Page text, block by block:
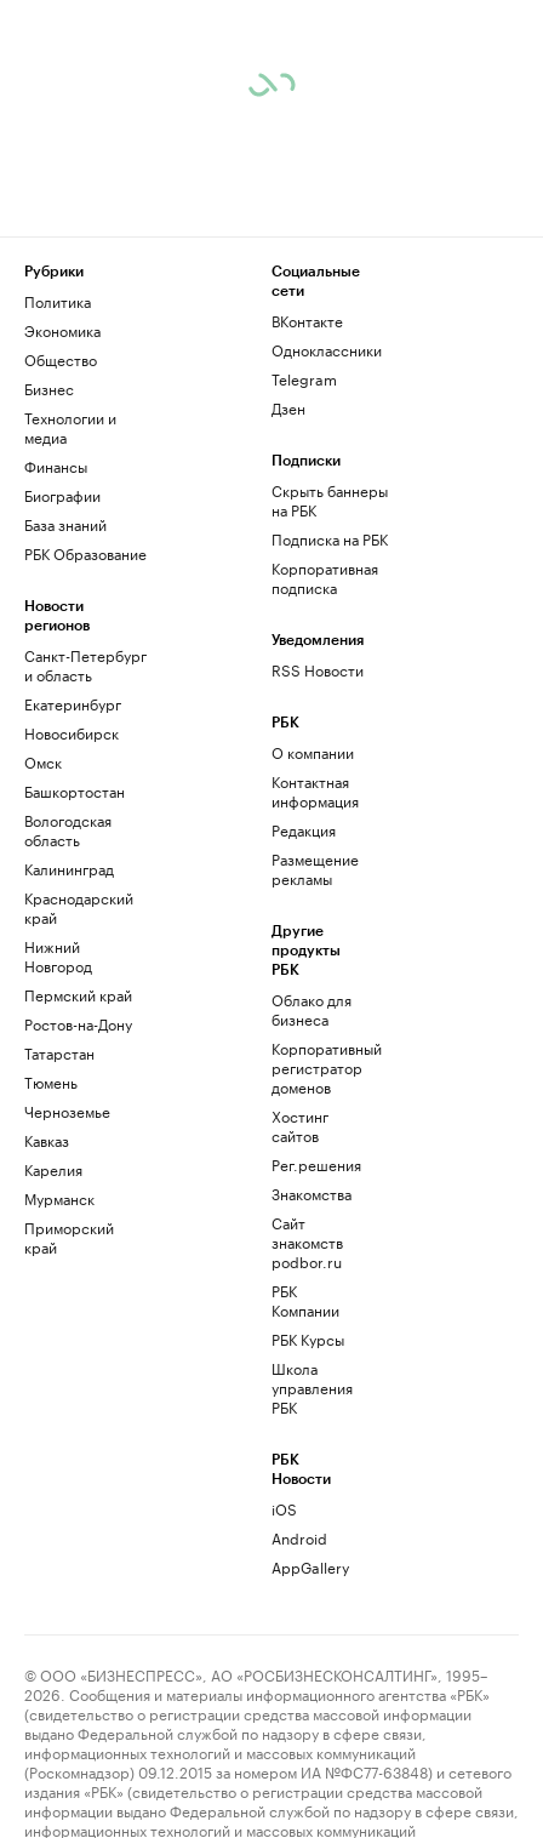
Рубрики
Политика
Экономика
Общество
Бизнес
Технологии и
медиа
Финансы
Биографии
База знаний
РБК Образование
Новости
регионов
Санкт-Петербург
и область
Екатеринбург
Новосибирск
Омск
Башкортостан
Вологодская
область
Калининград
Краснодарский
край
Нижний
Новгород
Пермский край
Ростов-на-Дону
Татарстан
Тюмень
Черноземье
Кавказ
Карелия
Мурманск
Приморский
край
Социальные
сети
ВКонтакте
Одноклассники
Telegram
Дзен
Подписки
Скрыть баннеры
на РБК
Подписка на РБК
Корпоративная
подписка
Уведомления
RSS Новости
РБК
О компании
Контактная
информация
Редакция
Размещение
рекламы
Другие
продукты
РБК
Облако для
бизнеса
Корпоративный
регистратор
доменов
Хостинг
сайтов
Рег.решения
Знакомства
Сайт
знакомств
podbor.ru
РБК
Компании
РБК Курсы
Школа
управления
РБК
РБК
Новости
iOS
Android
AppGallery
© ООО «БИЗНЕСПРЕСС», АО «РОСБИЗНЕСКОНСАЛТИНГ», 1995–
2026. Сообщения и материалы информационного агентства «РБК»
(свидетельство о регистрации средства массовой информации
выдано Федеральной службой по надзору в сфере связи,
информационных технологий и массовых коммуникаций
(Роскомнадзор) 09.12.2015 за номером ИА №ФС77-63848) и сетевого
издания «РБК» (свидетельство о регистрации средства массовой
информации выдано Федеральной службой по надзору в сфере связи,
информационных технологий и массовых коммуникаций